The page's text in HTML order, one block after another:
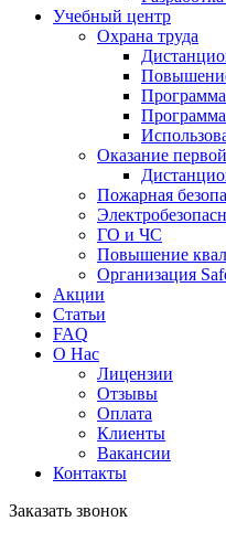
Учебный центр
Охрана труда
Оказание
Пожарная
ГО и ЧС
Повышение
Организация
Акции
Статьи
FAQ
О Нас
Лицензии
Отзывы
Оплата
Клиенты
Вакансии
Контакты
Заказать звонок